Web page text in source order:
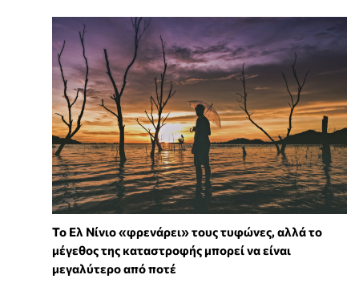
Το Ελ Νίνιο «φρενάρει» τους τυφώνες, αλλά το
μέγεθος της καταστροφής μπορεί να είναι
μεγαλύτερο από ποτέ